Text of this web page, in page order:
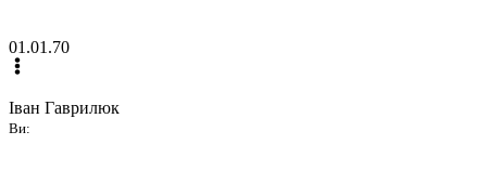
01.01.70
Іван Гаврилюк
Ви: